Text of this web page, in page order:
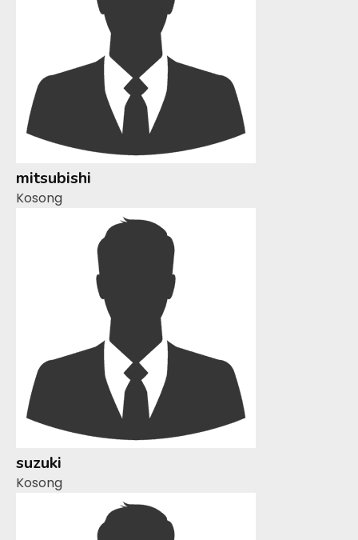
mitsubishi
Kosong
suzuki
Kosong